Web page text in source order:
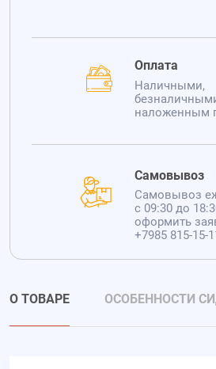
Оплата
Наличными,
наложенным
Самовывоз
Самовывоз
с 09:30 до
оформить
+7985 815-15-
О ТОВАРЕ ОСОБЕННОСТИ